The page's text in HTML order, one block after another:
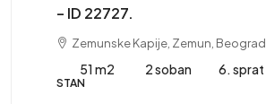
– ID 22727.
Zemunske Kapije, Zemun, Beograd
51 m2 2 soban 6. sprat
STAN